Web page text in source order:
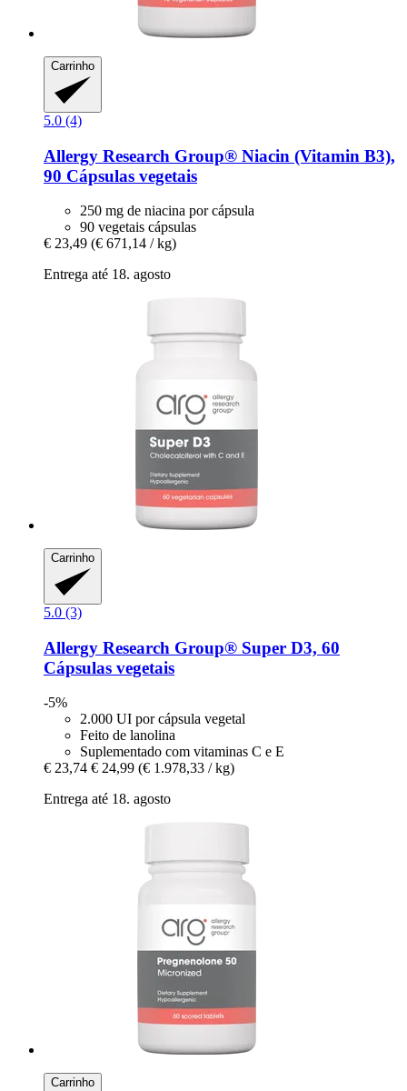
Carrinho
5.0 (4)
Allergy Research Group® Niacin (Vitamin B3),
90 Cápsulas vegetais
250 mg de niacina por cápsula
90 vegetais cápsulas
€ 23,49 (€ 671,14 / kg)
Entrega até 18. agosto
Carrinho
5.0 (3)
Allergy Research Group® Super D3, 60
Cápsulas vegetais
-5%
2.000 UI por cápsula vegetal
Feito de lanolina
Suplementado com vitaminas C e E
€ 23,74 € 24,99 (€ 1.978,33 / kg)
Entrega até 18. agosto
Carrinho